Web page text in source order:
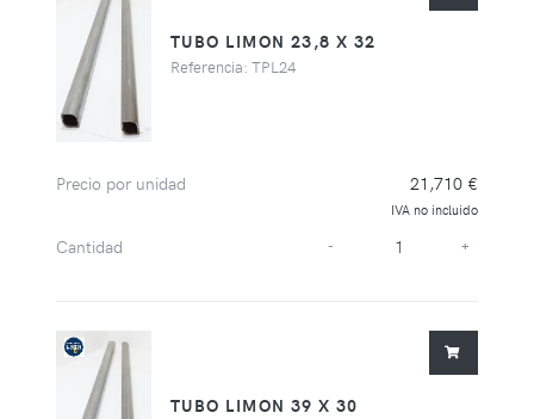
TUBO LIMON 23,8 X 32
Referencia: TPL24
Precio por unidad 21,710 €
IVA no incluido
Cantidad - +
TUBO LIMON 39 X 30